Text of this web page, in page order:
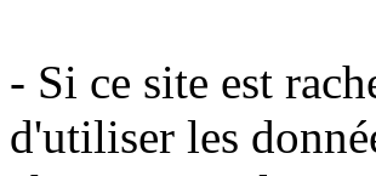
- Si ce site est
d'utiliser les